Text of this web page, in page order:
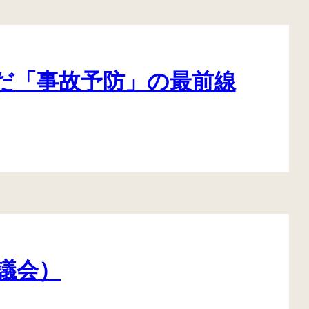
事故予防」の最前線
）